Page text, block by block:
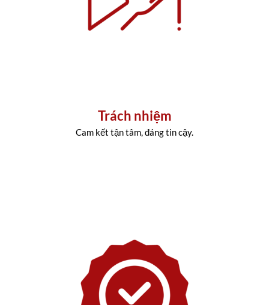
Trách nhiệm
Cam kết tận tâm, đáng tin cậy.